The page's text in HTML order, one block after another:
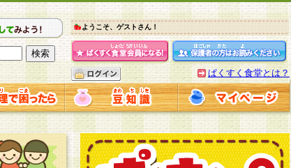
ようこそ、ゲストさん！
ぱくすく食堂とは？